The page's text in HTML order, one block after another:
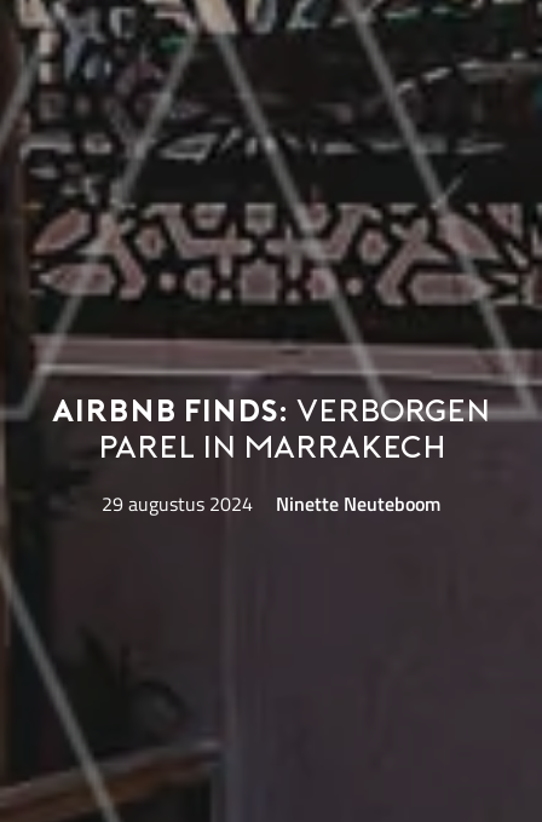
Airbnb Finds: verborgen
parel in Marrakech
29 augustus 2024 Ninette Neuteboom